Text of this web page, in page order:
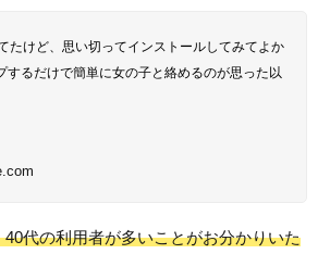
たけど、思い切ってインストールしてみてよか
するだけで簡単に女の子と絡めるのが思った以
40代の利用者が多いことがお分かりいた